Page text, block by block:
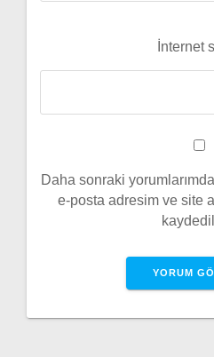
İnternet
Daha sonraki
e-posta adresim ve site